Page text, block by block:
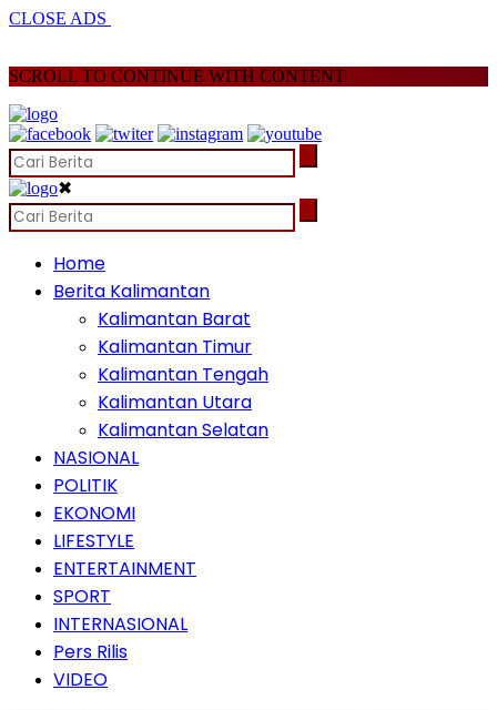
CLOSE ADS
SCROLL TO CONTINUE WITH CONTENT
✖
Home
Berita Kalimantan
Kalimantan Barat
Kalimantan Timur
Kalimantan Tengah
Kalimantan Utara
Kalimantan Selatan
NASIONAL
POLITIK
EKONOMI
LIFESTYLE
ENTERTAINMENT
SPORT
INTERNASIONAL
Pers Rilis
VIDEO